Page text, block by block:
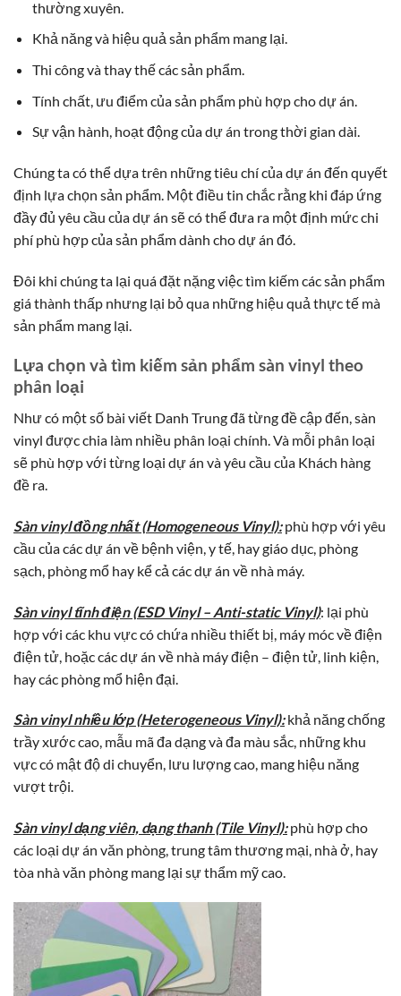
thường xuyên.
Khả năng và hiệu quả sản phẩm mang lại.
Thi công và thay thế các sản phẩm.
Tính chất, ưu điểm của sản phẩm phù hợp cho dự án.
Sự vận hành, hoạt động của dự án trong thời gian dài.
Chúng ta có thể dựa trên những tiêu chí của dự án đến quyết
định lựa chọn sản phẩm. Một điều tin chắc rằng khi đáp ứng
đầy đủ yêu cầu của dự án sẽ có thể đưa ra một định mức chi
phí phù hợp của sản phẩm dành cho dự án đó.
Đôi khi chúng ta lại quá đặt nặng việc tìm kiếm các sản phẩm
giá thành thấp nhưng lại bỏ qua những hiệu quả thực tế mà
sản phẩm mang lại.
Lựa chọn và tìm kiếm sản phẩm sàn vinyl theo
phân loại
Như có một số bài viết Danh Trung đã từng đề cập đến, sàn
vinyl được chia làm nhiều phân loại chính. Và mỗi phân loại
sẽ phù hợp với từng loại dự án và yêu cầu của Khách hàng
đề ra.
Sàn vinyl đồng nhất (Homogeneous Vinyl):phù hợp với yêu
cầu của các dự án về bệnh viện, y tế, hay giáo dục, phòng
sạch, phòng mổ hay kể cả các dự án về nhà máy.
Sàn vinyl tĩnh điện (ESD Vinyl – Anti-static Vinyl): lại phù
hợp với các khu vực có chứa nhiều thiết bị, máy móc về điện
điện tử, hoặc các dự án về nhà máy điện – điện tử, linh kiện,
hay các phòng mổ hiện đại.
Sàn vinyl nhiều lớp (Heterogeneous Vinyl):khả năng chống
trầy xước cao, mẫu mã đa dạng và đa màu sắc, những khu
vực có mật độ di chuyển, lưu lượng cao, mang hiệu năng
vượt trội.
Sàn vinyl dạng viên, dạng thanh (Tile Vinyl):phù hợp cho
các loại dự án văn phòng, trung tâm thương mại, nhà ở, hay
tòa nhà văn phòng mang lại sự thẩm mỹ cao.